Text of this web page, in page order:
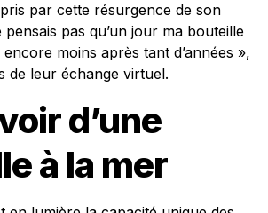
par cette résurgence de son
pas qu’un jour ma bouteille
moins après tant d’années »,
de leur échange virtuel.
d’une
à la mer